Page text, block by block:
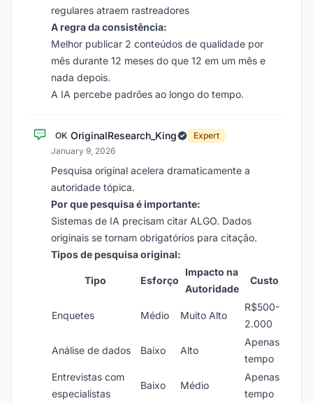
regulares atraem rastreadores
A regra da consistência:
Melhor publicar 2 conteúdos de qualidade por
mês durante 12 meses do que 12 em um mês e
nada depois.
A IA percebe padrões ao longo do tempo.
OK OriginalResearch_King Expert ·
January 9, 2026
Pesquisa original acelera dramaticamente a
autoridade tópica.
Por que pesquisa é importante:
Sistemas de IA precisam citar ALGO. Dados
originais se tornam obrigatórios para citação.
Tipos de pesquisa original:
Tipo Esforço
Impacto na
Autoridade
Custo
Enquetes Médio Muito Alto
R$500-
2.000
Análise de dados Baixo Alto
Apenas
tempo
Entrevistas com
especialistas
Baixo Médio
Apenas
tempo